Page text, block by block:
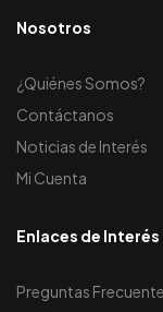
Nosotros
¿Quiénes Somos?
Contáctanos
Noticias de Interés
Mi Cuenta
Enlaces de Interés
Preguntas